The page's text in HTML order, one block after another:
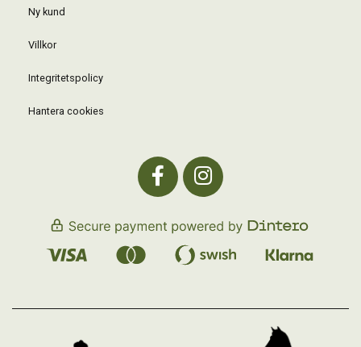
Ny kund
Villkor
Integritetspolicy
Hantera cookies